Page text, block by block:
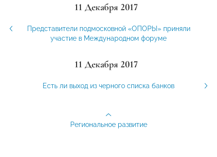
11 Декабря 2017
Представители подмосковной «ОПОРЫ» приняли
участие в Международном форуме
11 Декабря 2017
Есть ли выход из черного списка банков
Региональное развитие